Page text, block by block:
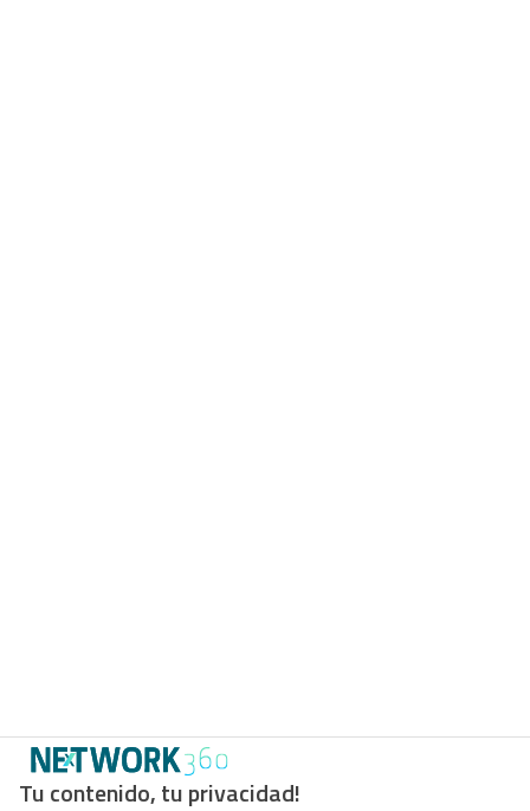
Tu contenido, tu privacidad!